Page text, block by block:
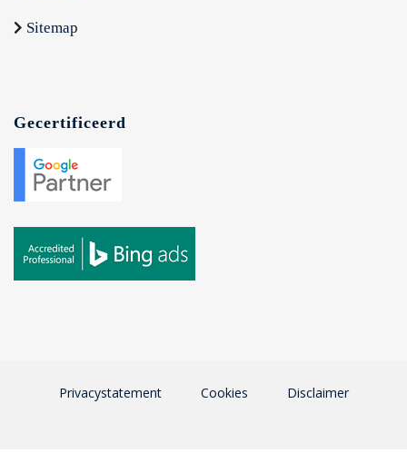
Sitemap
Gecertificeerd
Privacystatement Cookies Disclaimer